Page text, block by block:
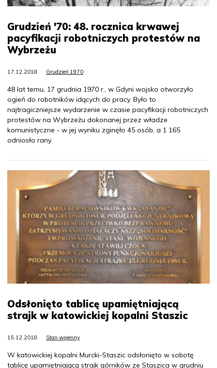
Grudzień '70: 48. rocznica krwawej
pacyfikacji robotniczych protestów na
Wybrzeżu
17.12.2018 Grudzień 1970
48 lat temu, 17 grudnia 1970 r., w Gdyni wojsko otworzyło
ogień do robotników idących do pracy. Było to
najtragiczniejsze wydarzenie w czasie pacyfikacji robotniczych
protestów na Wybrzeżu dokonanej przez władze
komunistyczne - w jej wyniku zginęło 45 osób, a 1 165
odniosło rany.
Odsłonięto tablicę upamiętniającą
strajk w katowickiej kopalni Staszic
15.12.2018 Stan wojenny
W katowickiej kopalni Murcki-Staszic odsłonięto w sobotę
tablicę upamiętniającą strajk górników ze Staszica w grudniu